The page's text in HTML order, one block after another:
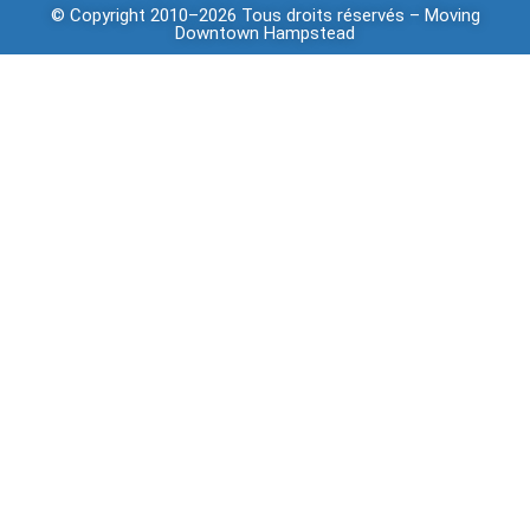
© Copyright 2010–2026 Tous droits réservés – Moving
Downtown Hampstead